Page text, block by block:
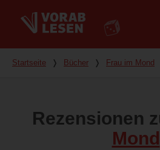
Du bist hier
Startseite ❭ Bücher ❭ Frau im Mond
Rezensionen
Mond